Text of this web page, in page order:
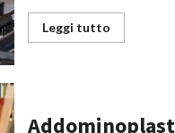
Leggi tuttoLeggi
di
cosa